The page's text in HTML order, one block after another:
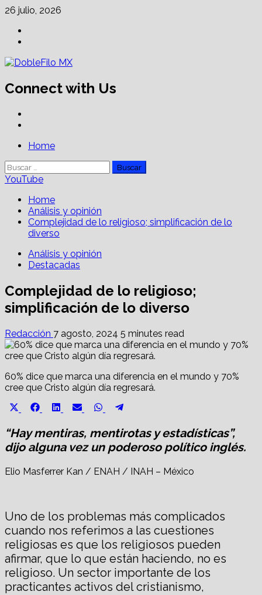
Skip
content
26 julio, 2026
Connect with Us
PrimaryHome
Buscar:
YouTube
Home
Análisis y opinión
Complejidad de lo religioso; simplificación de lo
diverso
Análisis y opinión
Destacadas
Complejidad de lo religioso;
simplificación de lo diverso
Redacción 7 agosto, 2024 5 minutes read
60% dice que marca una diferencia en el mundo y 70%
cree que Cristo algún día regresará.
Share
Share
Facebook
Share
LinkedIn
Share
Email
Share
WhatsApp
“Hay mentiras, mentirotas y estadísticas”,
dijo alguna vez un poderoso político inglés.
Elio Masferrer Kan / ENAH / INAH – México
Uno de los problemas más complicados
cuando nos referimos a las cuestiones
religiosas es que los religiosos pueden
afirmar, que lo que están haciendo, no es
religioso. Un sector importante de los
practicantes activos del cristianismo,